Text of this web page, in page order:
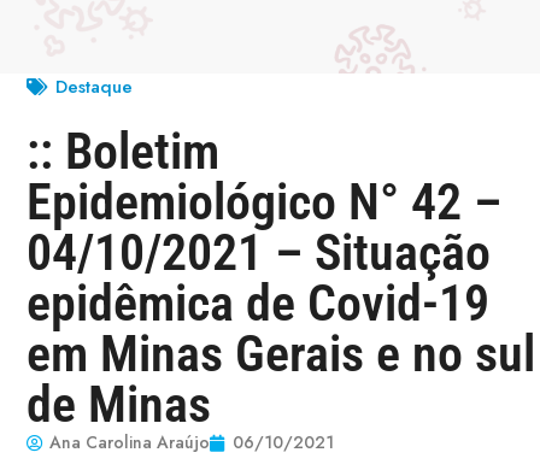
Destaque
:: Boletim
Epidemiológico N° 42 –
04/10/2021 – Situação
epidêmica de Covid-19
em Minas Gerais e no sul
de Minas
Ana Carolina Araújo 06/10/2021